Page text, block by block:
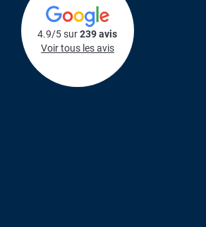
4.9/5 sur239 avis
Voir tous les avis